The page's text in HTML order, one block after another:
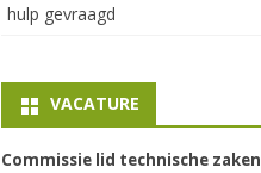
hulp gevraagd
VACATURE
Commissie lid technische zaken